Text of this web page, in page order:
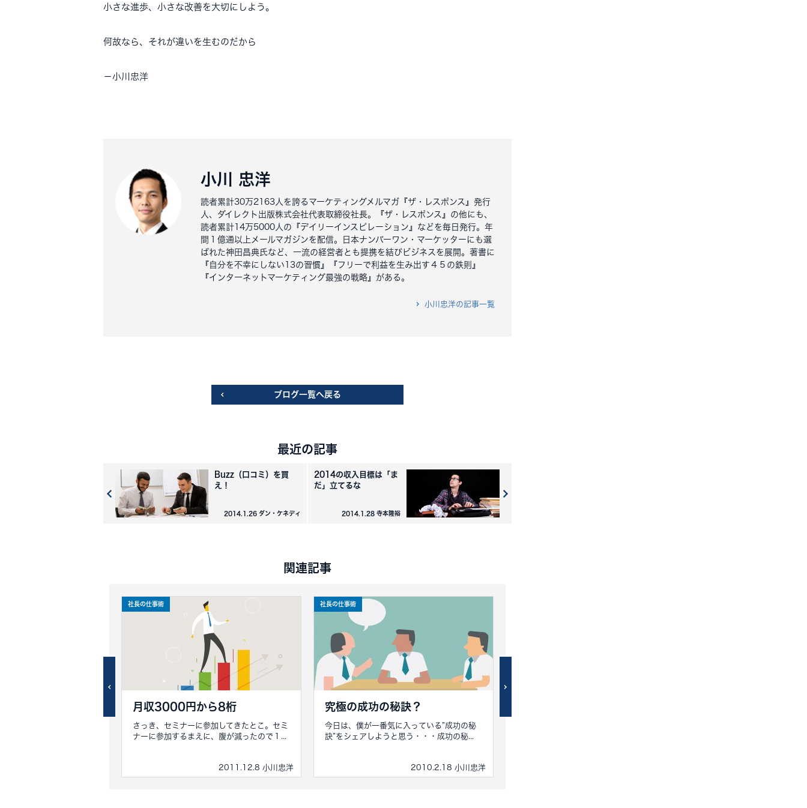
小さな進歩、小さな改善を大切にしよう。
何故なら、それが違いを生むのだから
－小川忠洋
小川 忠洋
読者累計30万2163人を誇るマーケティングメルマガ『ザ・レスポンス』発行
人、ダイレクト出版株式会社代表取締役社長。『ザ・レスポンス』の他にも、
読者累計14万5000人の『デイリーインスピレーション』などを毎日発行。年
間１億通以上メールマガジンを配信。日本ナンバーワン・マーケッターにも選
ばれた神田昌典氏など、一流の経営者とも提携を結びビジネスを展開。著書に
『自分を不幸にしない13の習慣』『フリーで利益を生み出す４５の鉄則』
『インターネットマーケティング最強の戦略』がある。
小川忠洋の記事一覧
ブログ一覧へ戻る
最近の記事
Buzz（口コミ）を買
え！
2014.1.26 ダン・ケネディ
2014の収入目標は「ま
だ」立てるな
2014.1.28 寺本隆裕
関連記事
社長の仕事術
月収3000円から8桁
さっき、セミナーに参加してきたとこ。セミ
ナーに参加するまえに、腹が減ったので１...
2011.12.8 小川忠洋
社長の仕事術
究極の成功の秘訣？
今日は、僕が一番気に入っている”成功の秘
訣”をシェアしようと思う・・・成功の秘...
2010.2.18 小川忠洋